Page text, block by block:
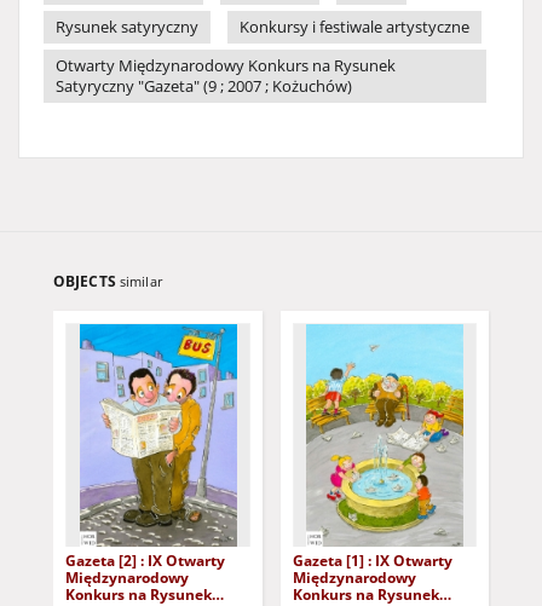
Rysunek satyryczny
Konkursy i festiwale artystyczne
Otwarty Międzynarodowy Konkurs na Rysunek
Satyryczny "Gazeta" (9 ; 2007 ; Kożuchów)
OBJECTS similar
Gazeta [2] : IX Otwarty
Międzynarodowy
Konkurs na Rysunek
Gazeta [1] : IX Otwarty
Międzynarodowy
Konkurs na Rysunek